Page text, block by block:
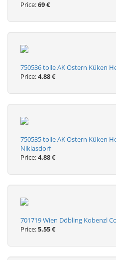
Price:69 €
750536 tolle AK Ostern Küken
Price:4.88 €
750535 tolle AK Ostern Küken
Niklasdorf
Price:4.88 €
701719 Wien Döbling Kobenzl
Price:5.55 €